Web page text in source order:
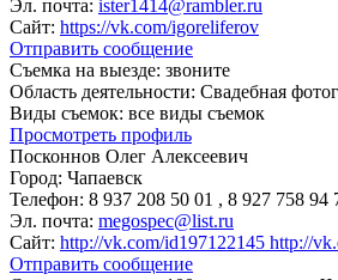
Эл. почта: ister1414@rambler.ru
Сайт: https://vk.com/igoreliferov
Отправить сообщение
Съемка на выезде: звоните
Область деятельности: Свадебная
Виды съемок: все виды съемок
Просмотреть профиль
Посконнов Олег Алексеевич
Город: Чапаевск
Телефон: 8 937 208 50 01 , 8 927 758 94
Эл. почта: megospec@list.ru
Сайт: http://vk.com/id197122145 http://
Отправить сообщение